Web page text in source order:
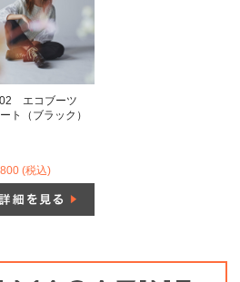
エコブーツ
ト（ブラック）
(税込)